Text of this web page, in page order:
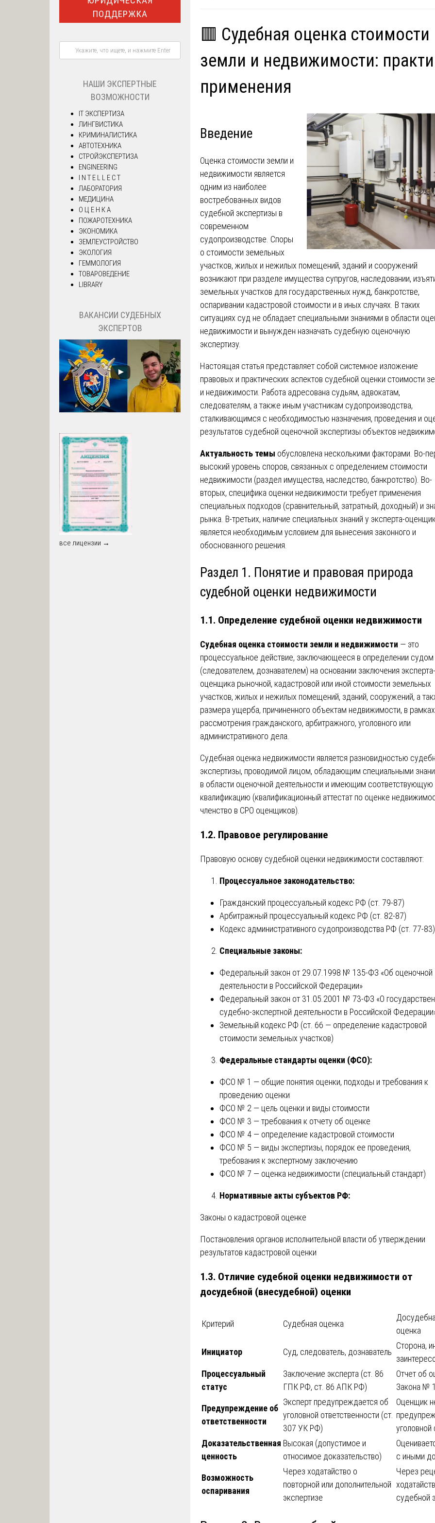
🟥 Судебная оценка стоимости
земли и недвижимости:
применения
Введение
Оценка стоимости земли и
недвижимости является
одним из наиболее
востребованных видов
судебной экспертизы в
современном
судопроизводстве. Споры
о стоимости земельных
участков, жилых и нежилых помещений, зданий и сооружений
возникают при разделе имущества супругов, наследовании,
земельных участков для государственных нужд, банкротстве,
оспаривании кадастровой стоимости и в иных случаях. В таких
ситуациях суд не обладает специальными знаниями в области
недвижимости и вынужден назначать судебную оценочную
экспертизу.
Настоящая статья представляет собой системное изложение
правовых и практических аспектов судебной оценки стоимости
и недвижимости. Работа адресована судьям, адвокатам,
следователям, а также иным участникам судопроизводства,
сталкивающимся с необходимостью назначения, проведения и
результатов судебной оценочной экспертизы объектов
Актуальность темы обусловлена несколькими факторами. Во-
высокий уровень споров, связанных с определением стоимости
недвижимости (раздел имущества, наследство, банкротство). Во-
вторых, специфика оценки недвижимости требует применения
специальных подходов (сравнительный, затратный, доходный) и
рынка. В-третьих, наличие специальных знаний у эксперта-
является необходимым условием для вынесения законного и
обоснованного решения.
Раздел 1. Понятие и правовая природа
судебной оценки недвижимости
1.1. Определение судебной оценки недвижимости
Судебная оценка стоимости земли и недвижимости — это
процессуальное действие, заключающееся в определении судом
(следователем, дознавателем) на основании заключения эксперта-
оценщика рыночной, кадастровой или иной стоимости земельных
участков, жилых и нежилых помещений, зданий, сооружений, а
размера ущерба, причиненного объектам недвижимости, в рамках
рассмотрения гражданского, арбитражного, уголовного или
административного дела.
Судебная оценка недвижимости является разновидностью
экспертизы, проводимой лицом, обладающим специальными
в области оценочной деятельности и имеющим соответствующую
квалификацию (квалификационный аттестат по оценке
членство в СРО оценщиков).
1.2. Правовое регулирование
Правовую основу судебной оценки недвижимости составляют:
Процессуальное законодательство:
Гражданский процессуальный кодекс РФ (ст. 79-87)
Арбитражный процессуальный кодекс РФ (ст. 82-87)
Кодекс административного судопроизводства РФ (ст. 77-83)
Специальные законы:
Федеральный закон от 29.07.1998 № 135-ФЗ «Об оценочной
деятельности в Российской Федерации»
Федеральный закон от 31.05.2001 № 73-ФЗ «О
судебно-экспертной деятельности в Российской
Земельный кодекс РФ (ст. 66 — определение кадастровой
стоимости земельных участков)
Федеральные стандарты оценки (ФСО):
ФСО № 1 — общие понятия оценки, подходы и требования к
проведению оценки
ФСО № 2 — цель оценки и виды стоимости
ФСО № 3 — требования к отчету об оценке
ФСО № 4 — определение кадастровой стоимости
ФСО № 5 — виды экспертизы, порядок ее проведения,
требования к экспертному заключению
ФСО № 7 — оценка недвижимости (специальный стандарт)
Нормативные акты субъектов РФ:
Законы о кадастровой оценке
Постановления органов исполнительной власти об утверждении
результатов кадастровой оценки
1.3. Отличие судебной оценки недвижимости от
досудебной (внесудебной) оценки
Критерий Судебная оценка
оценка
Инициатор Суд, следователь, дознаватель
Сторона,
Процессуальный
статус
Заключение эксперта (ст. 86
ГПК РФ, ст. 86 АПК РФ)
Отчет об
Закона №
Предупреждение об
ответственности
Эксперт предупреждается об
уголовной ответственности (ст.
307 УК РФ)
Оценщик
уголовной
Доказательственная
ценность
Высокая (допустимое и
относимое доказательство)
с иными
Возможность
оспаривания
Через ходатайство о
повторной или дополнительной
экспертизе
Через
судебной
ПОДДЕРЖКА
НАШИ ЭКСПЕРТНЫЕ
ВОЗМОЖНОСТИ
IT ЭКСПЕРТИЗА
ЛИНГВИСТИКА
КРИМИНАЛИСТИКА
АВТОТЕХНИКА
СТРОЙЭКСПЕРТИЗА
ENGINEERING
I N T E L L E C T
ЛАБОРАТОРИЯ
МЕДИЦИНА
О Ц Е Н К А
ПОЖАРОТЕХНИКА
ЭКОНОМИКА
ЗЕМЛЕУСТРОЙСТВО
ЭКОЛОГИЯ
ГЕММОЛОГИЯ
ТОВАРОВЕДЕНИЕ
LIBRARY
ВАКАНСИИ СУДЕБНЫХ
ЭКСПЕРТОВ
все лицензии →